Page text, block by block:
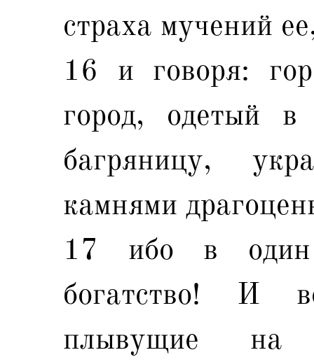
страха мучений
16 и говоря:
город, одетый
багряницу,
камнями
17 ибо в один
богатство! И
плывущие